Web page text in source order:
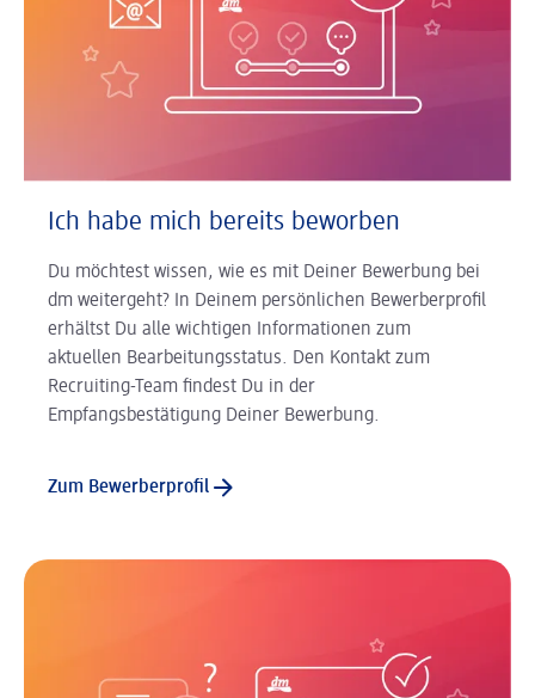
Ich habe mich bereits beworben
Du möchtest wissen, wie es mit Deiner Bewerbung bei
dm weitergeht? In Deinem persönlichen Bewerberprofil
erhältst Du alle wichtigen Informationen zum
aktuellen Bearbeitungsstatus. Den Kontakt zum
Recruiting-Team findest Du in der
Empfangsbestätigung Deiner Bewerbung.
Zum Bewerberprofil